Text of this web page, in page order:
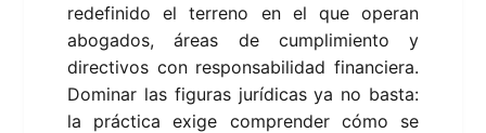
redefinido el terreno en el que operan
abogados, áreas de cumplimiento y
directivos con responsabilidad financiera.
Dominar las figuras jurídicas ya no basta:
la práctica exige comprender cómo se